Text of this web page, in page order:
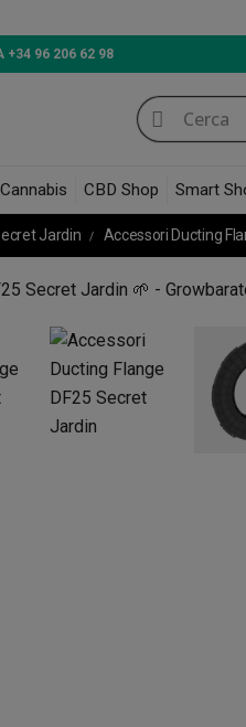
+34 96 206 62 98
CBD Shop Smart
Jardin Accessori Ducting